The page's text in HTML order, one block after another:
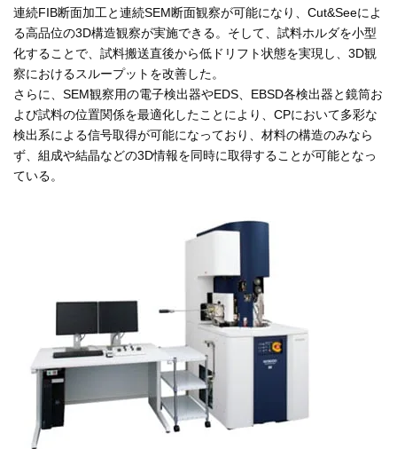
連続FIB断面加工と連続SEM断面観察が可能になり、Cut&Seeによ
る高品位の3D構造観察が実施できる。そして、試料ホルダを小型
化することで、試料搬送直後から低ドリフト状態を実現し、3D観
察におけるスループットを改善した。
さらに、SEM観察用の電子検出器やEDS、EBSD各検出器と鏡筒お
よび試料の位置関係を最適化したことにより、CPにおいて多彩な
検出系による信号取得が可能になっており、材料の構造のみなら
ず、組成や結晶などの3D情報を同時に取得することが可能となっ
ている。